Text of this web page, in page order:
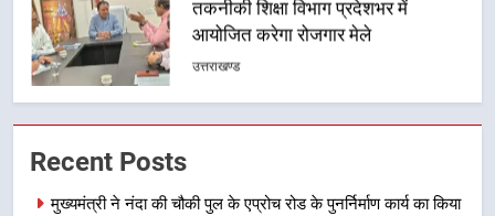
आयोजित करेगा रोजगार मेले
उत्तराखण्ड
7
उत्तराखण्ड
Recent Posts
मुख्यमंत्री ने नंदा की चौकी पुल के एप्रोच रोड के पुनर्निर्माण कार्य का किया